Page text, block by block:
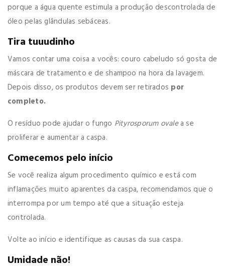
porque a água quente estimula a produção descontrolada de
óleo pelas glândulas sebáceas.
Tira tuuudinho
Vamos contar uma coisa a vocês: couro cabeludo só gosta de
máscara de tratamento e de shampoo na hora da lavagem.
Depois disso, os produtos devem ser retirados por
completo.
O resíduo pode ajudar o fungo Pityrosporum ovalea se
proliferar e aumentar a caspa.
Comecemos pelo início
Se você realiza algum procedimento químico e está com
inflamações muito aparentes da caspa, recomendamos que o
interrompa por um tempo até que a situação esteja
controlada.
Volte ao início e identifique as causas da sua caspa.
Umidade não!